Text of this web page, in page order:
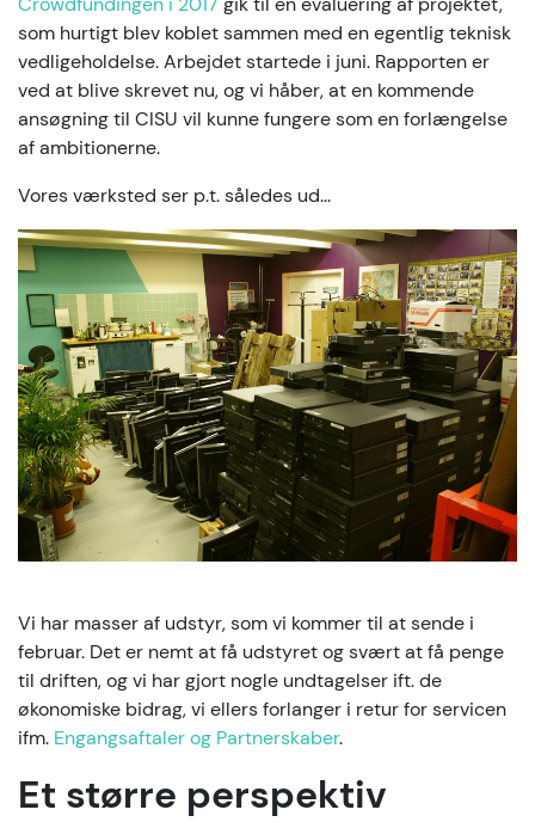
som hurtigt blev koblet sammen med en egentlig teknisk
vedligeholdelse. Arbejdet startede i juni. Rapporten er
ved at blive skrevet nu, og vi håber, at en kommende
ansøgning til CISU vil kunne fungere som en forlængelse
af ambitionerne.
Vores værksted ser p.t. således ud...
Vi har masser af udstyr, som vi kommer til at sende i
februar. Det er nemt at få udstyret og svært at få penge
til driften, og vi har gjort nogle undtagelser ift. de
økonomiske bidrag, vi ellers forlanger i retur for servicen
ifm. Engangsaftaler og Partnerskaber.
Et større perspektiv